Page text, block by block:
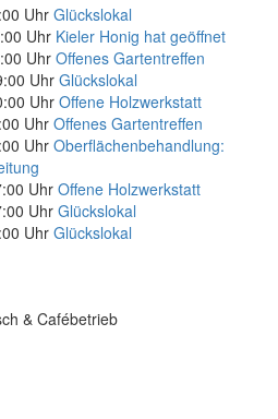
Uhr Glückslokal
Uhr Kieler Honig hat geöffnet
Uhr Offenes Gartentreffen
Uhr Glückslokal
Uhr Offene Holzwerkstatt
Uhr Offenes Gartentreffen
Uhr Oberflächenbehandlung:
Uhr Offene Holzwerkstatt
Uhr Glückslokal
Uhr Glückslokal
& Cafébetrieb